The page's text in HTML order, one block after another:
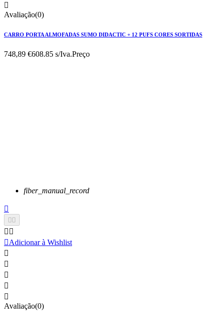

Avaliação(0)
CARRO PORTA ALMOFADAS SUMO DIDACTIC + 12 PUFS CORES SORTIDAS
748,89 €608.85 s/Iva.Preço
fiber_manual_record

 
 
Adicionar à Wishlist





Avaliação(0)